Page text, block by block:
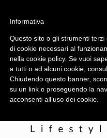
Informativa
Questo sito o gli strumenti
di cookie necessari al
nella cookie policy. Se vuoi
a tutti o ad alcuni cookie,
Chiudendo questo banner,
su un link o proseguendo la
acconsenti all’uso dei cookie.